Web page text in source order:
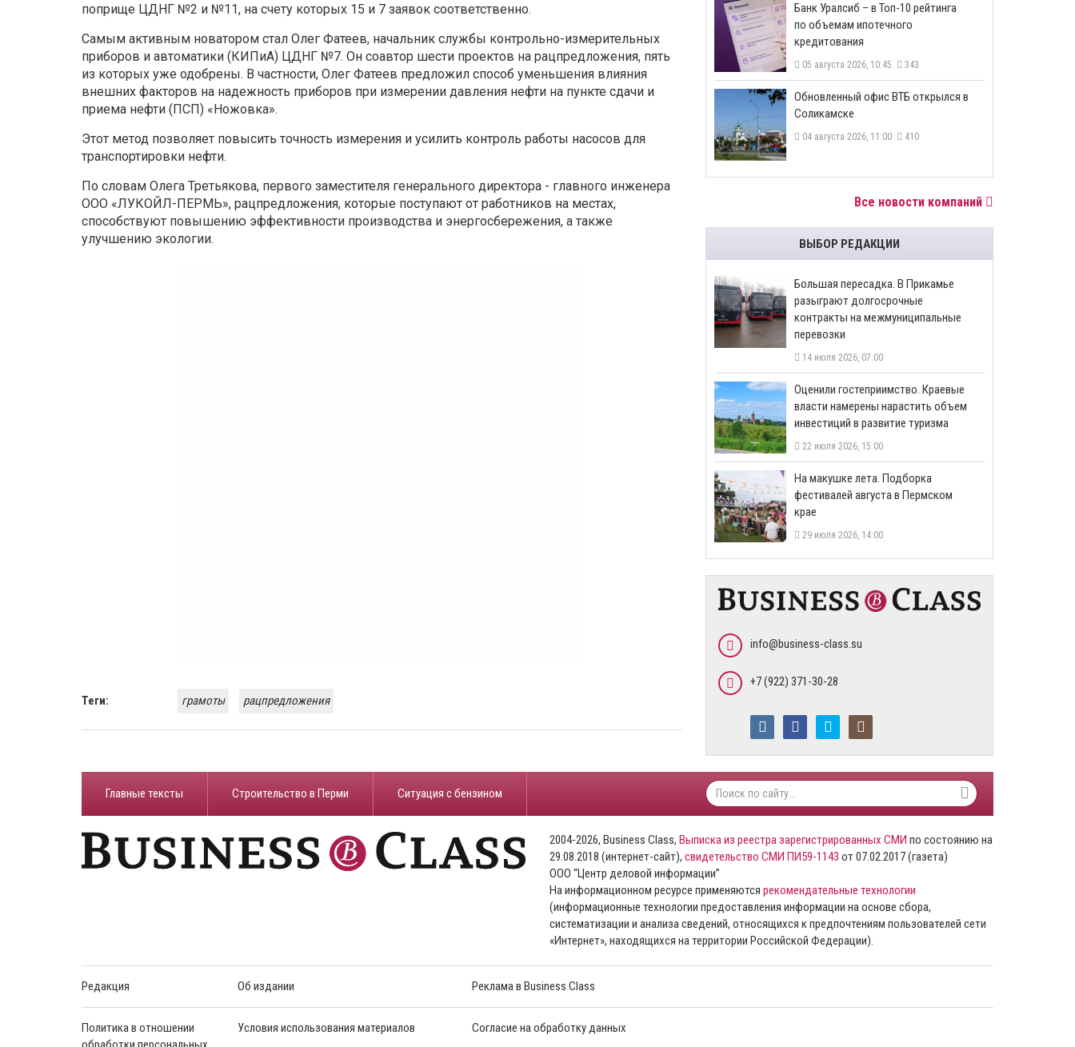
поприще ЦДНГ №2 и №11, на счету которых 15 и 7 заявок соответственно.
Самым активным новатором стал Олег Фатеев, начальник службы контрольно-измерительных
приборов и автоматики (КИПиА) ЦДНГ №7. Он соавтор шести проектов на рацпредложения, пять
из которых уже одобрены. В частности, Олег Фатеев предложил способ уменьшения влияния
внешних факторов на надежность приборов при измерении давления нефти на пункте сдачи и
приема нефти (ПСП) «Ножовка».
Этот метод позволяет повысить точность измерения и усилить контроль работы насосов для
транспортировки нефти.
По словам Олега Третьякова, первого заместителя генерального директора - главного инженера
ООО «ЛУКОЙЛ-ПЕРМЬ», рацпредложения, которые поступают от работников на местах,
способствуют повышению эффективности производства и энергосбережения, а также
улучшению экологии.
Теги: грамоты рацпредложения
​Банк Уралсиб – в Топ-10 рейтинга
по объемам ипотечного
кредитования
05 августа 2026, 10:45 343
​Обновленный офис ВТБ открылся в
Соликамске
04 августа 2026, 11:00 410
Все новости компаний
ВЫБОР РЕДАКЦИИ
Большая пересадка. В Прикамье
разыграют долгосрочные
контракты на межмуниципальные
перевозки
14 июля 2026, 07:00
Оценили гостеприимство. Краевые
власти намерены нарастить объем
инвестиций в развитие туризма
22 июля 2026, 15:00
На макушке лета. Подборка
фестивалей августа в Пермском
крае
29 июля 2026, 14:00
info@business-class.su
+7 (922) 371-30-28
Главные тексты Строительство в Перми ​Ситуация с бензином
2004-2026, Business Class, Выписка из реестра зарегистрированных СМИ по состоянию на
29.08.2018 (интернет-сайт), свидетельство СМИ ПИ59-1143 от 07.02.2017 (газета)
ООО “Центр деловой информации”
На информационном ресурсе применяются рекомендательные технологии
(информационные технологии предоставления информации на основе сбора,
систематизации и анализа сведений, относящихся к предпочтениям пользователей сети
«Интернет», находящихся на территории Российской Федерации).
Редакция Об издании Реклама в Business Class
Политика в отношении
Условия использования материалов Согласие на обработку данных